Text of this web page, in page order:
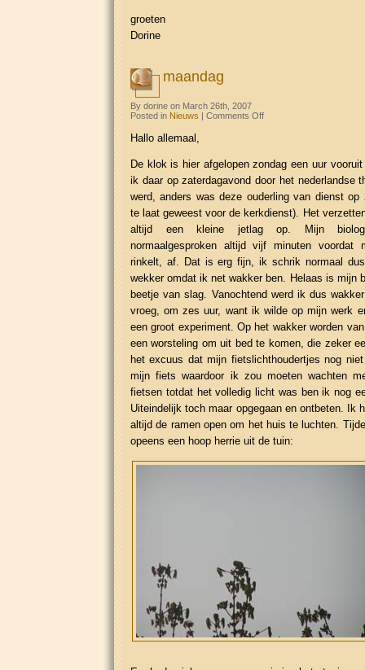
groeten
Dorine
maandag
By dorine on March 26th, 2007
Posted in Nieuws | Comments Offon
Hallo allemaal,
De klok is hier afgelopen zondag een uur
ik daar op zaterdagavond door het nederlandse
werd, anders was deze ouderling van dienst op
te laat geweest voor de kerkdienst). Het
altijd een kleine jetlag op. Mijn
normaalgesproken altijd vijf minuten voordat
rinkelt, af. Dat is erg fijn, ik schrik normaal
wekker omdat ik net wakker ben. Helaas is mijn
beetje van slag. Vanochtend werd ik dus
vroeg, om zes uur, want ik wilde op mijn werk
een groot experiment. Op het wakker worden
een worsteling om uit bed te komen, die zeker
het excuus dat mijn fietslichthoudertjes nog
mijn fiets waardoor ik zou moeten wachten
fietsen totdat het volledig licht was ben ik nog
Uiteindelijk toch maar opgegaan en ontbeten. Ik
altijd de ramen open om het huis te luchten.
opeens een hoop herrie uit de tuin: